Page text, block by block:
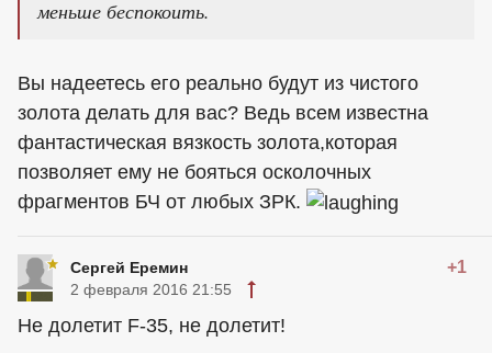
меньше беспокоить.
Вы надеетесь его реально будут из чистого
золота делать для вас? Ведь всем известна
фантастическая вязкость золота,которая
позволяет ему не бояться осколочных
фрагментов БЧ от любых ЗРК.
Сергей Еремин +1
2 февраля 2016 21:55
Не долетит F-35, не долетит!